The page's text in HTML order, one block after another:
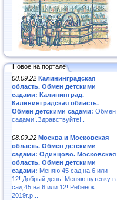
Новое на портале
08.09.22 Калининградская
область. Обмен детскими
садами: Калининград.
Калининградская область.
Обмен детскими садами: Обмен
садами!.Здравствуйте!..
08.09.22 Москва и Московская
область. Обмен детскими
садами: Одинцово. Московская
область. Обмен детскими
садами: Меняю 45 сад на 6 или
12!.Добрый день! Меняю путевку в
сад 45 на 6 или 12! Ребенок
2019г.р...